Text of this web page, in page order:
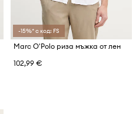
-15%* с код: FS
Marc O'Polo риза мъжка от лен
102,99 €